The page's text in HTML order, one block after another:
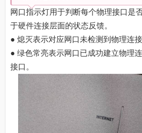
网口指示灯用于判断每个物理接口是
于硬件连接层面的状态反馈。
● 熄灭表示对应网口未检测到物理连接
● 绿色常亮表示网口已成功建立物理
接口。